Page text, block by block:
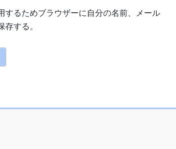
するためブラウザーに自分の名前、メール
存する。